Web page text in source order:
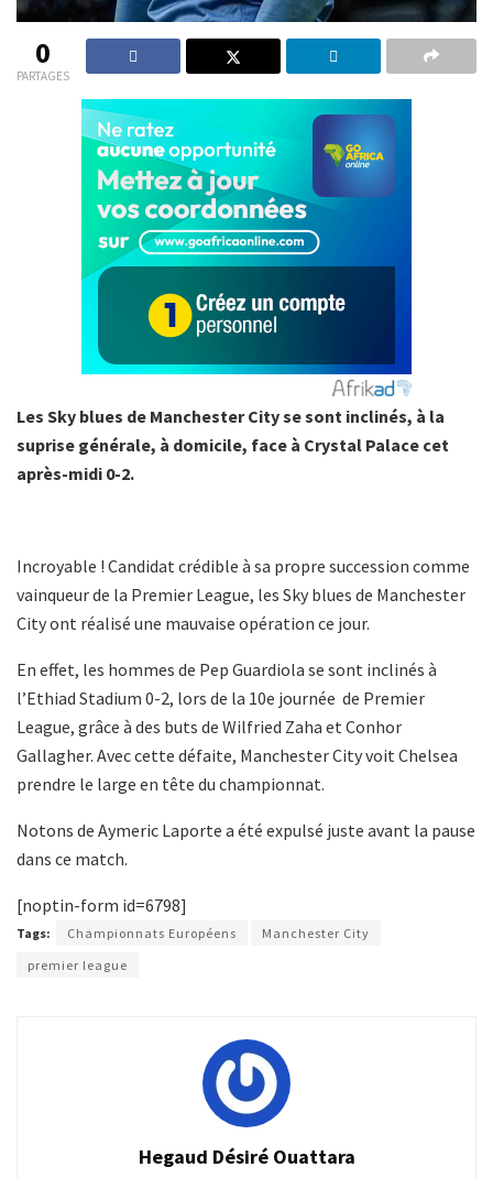
0
PARTAGES
Les Sky blues de Manchester City se sont inclinés, à la
suprise générale, à domicile, face à Crystal Palace cet
après-midi 0-2.
Incroyable ! Candidat crédible à sa propre succession comme
vainqueur de la Premier League, les Sky blues de Manchester
City ont réalisé une mauvaise opération ce jour.
En effet, les hommes de Pep Guardiola se sont inclinés à
l’Ethiad Stadium 0-2, lors de la 10e journée de Premier
League, grâce à des buts de Wilfried Zaha et Conhor
Gallagher. Avec cette défaite, Manchester City voit Chelsea
prendre le large en tête du championnat.
Notons de Aymeric Laporte a été expulsé juste avant la pause
dans ce match.
[noptin-form id=6798]
Tags: Championnats Européens
Manchester City
premier league
Hegaud Désiré Ouattara